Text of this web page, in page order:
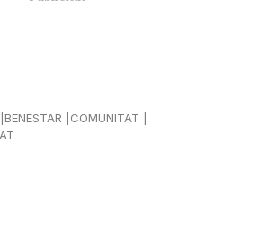
BENESTAR
COMUNITAT